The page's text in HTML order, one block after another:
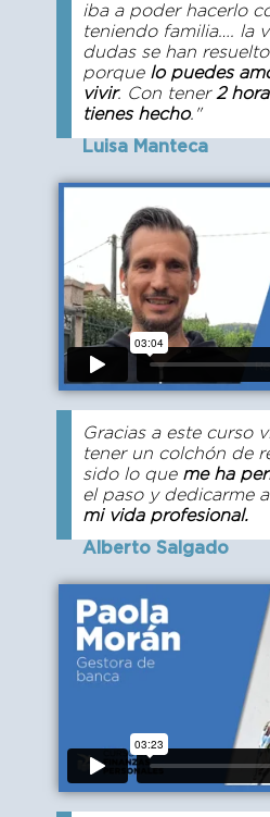
iba a poder hacerlo
teniendo familia…. la
dudas se han
porque lo puedes
vivir. Con tener 2
tienes hecho."
Luisa Manteca
Gracias a este curso
tener un colchón de
sido lo que me ha
el paso y dedicarme a
mi vida profesional.
Alberto Salgado